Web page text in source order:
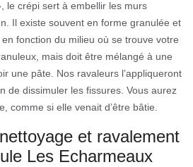
le crépi sert à embellir les murs
Il existe souvent en forme granulée et
fonction du milieu où se trouve votre
mais doit être mélangé à une
une pâte. Nos ravaleurs l’appliqueront
de dissimuler les fissures. Vous aurez
comme si elle venait d’être bâtie.
et ravalement
Les Echarmeaux